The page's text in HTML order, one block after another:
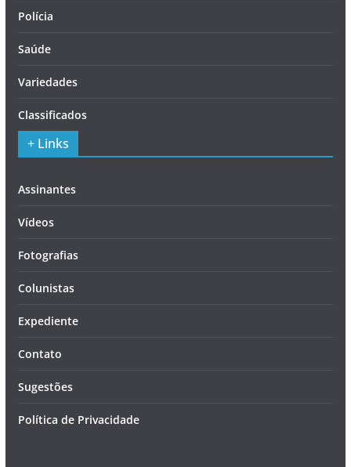
Polícia
Saúde
Variedades
Classificados
+ Links
Assinantes
Vídeos
Fotografias
Colunistas
Expediente
Contato
Sugestões
Política de Privacidade